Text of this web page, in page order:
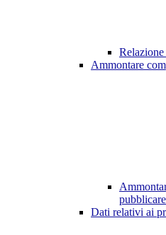
Ammontare
Dati relativi ai